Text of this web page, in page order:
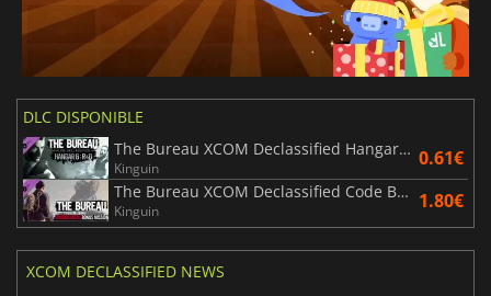
DLC DISPONIBLE
The Bureau XCOM Declassified Hangar 6 R&D
Kinguin 0.61€
The Bureau XCOM Declassified Code Breakers
Kinguin 1.80€
XCOM DECLASSIFIED NEWS